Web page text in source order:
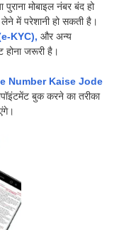
मोबाइल नंबर बंद हो
में परेशानी हो सकती है।
KYC), और अन्य
जरूरी है।
Number Kaise Jode
बुक करने का तरीका